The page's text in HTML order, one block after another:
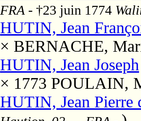
FRA - †23 juin 1774
HUTIN, Jean
× BERNACHE,
HUTIN, Jean Joseph
× 1773 POULAIN,
HUTIN, Jean Pierre